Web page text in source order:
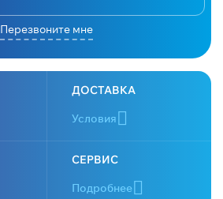
Перезвоните мне
ДОСТАВКА
Условия
СЕРВИС
Подробнее